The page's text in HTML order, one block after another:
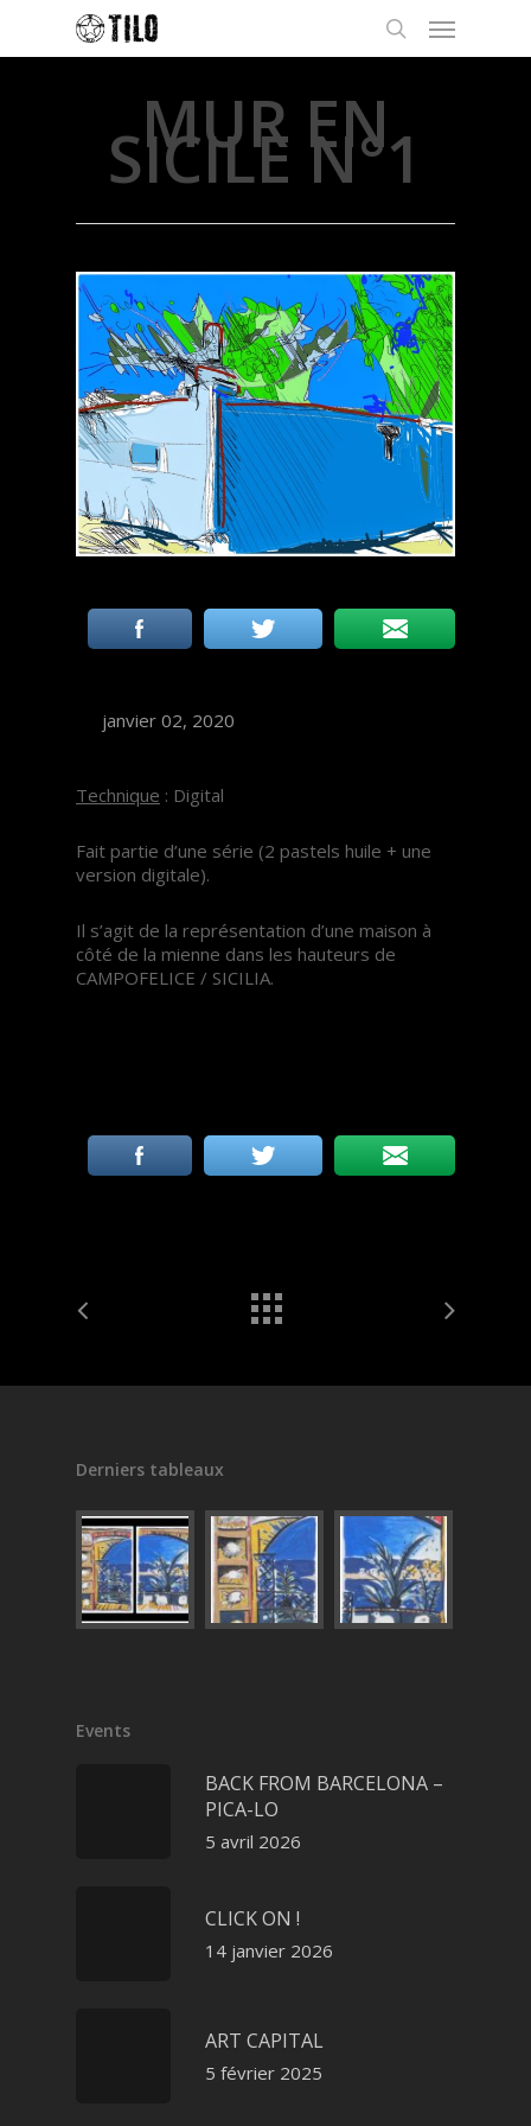
MUR EN
SICILE N°1
janvier 02, 2020
Technique : Digital
Fait partie d’une série (2 pastels huile + une
version digitale).
Il s’agit de la représentation d’une maison à
côté de la mienne dans les hauteurs de
CAMPOFELICE / SICILIA.
Derniers tableaux
Events
BACK FROM BARCELONA –
PICA-LO
5 avril 2026
CLICK ON !
14 janvier 2026
ART CAPITAL
5 février 2025